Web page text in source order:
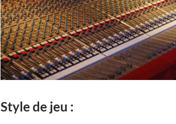
Style de jeu :